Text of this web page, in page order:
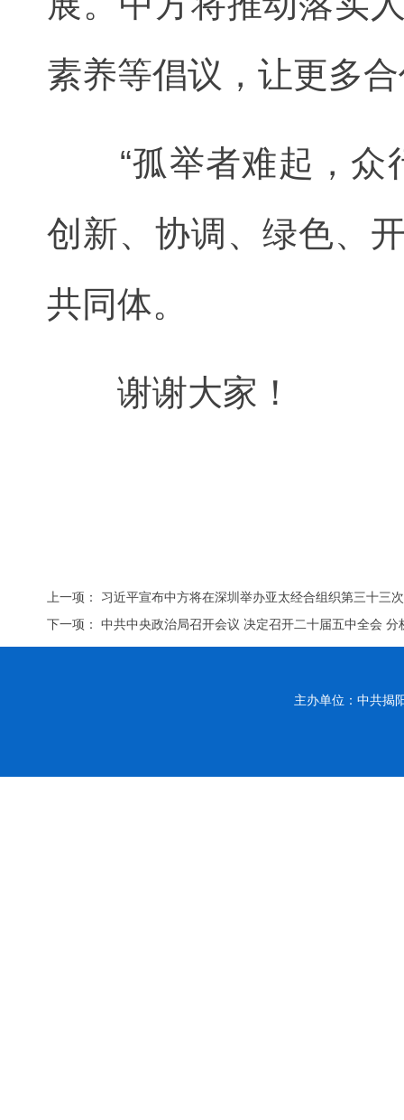
素养等倡议，让更多
“孤举者难起，众
创新、协调、绿色、
共同体。
谢谢大家！
上一项： 习近平宣布中方将在深圳举办亚太经合组织第三十三
下一项：中共中央政治局召开会议 决定召开二十届五中全会
主办单位：中共揭